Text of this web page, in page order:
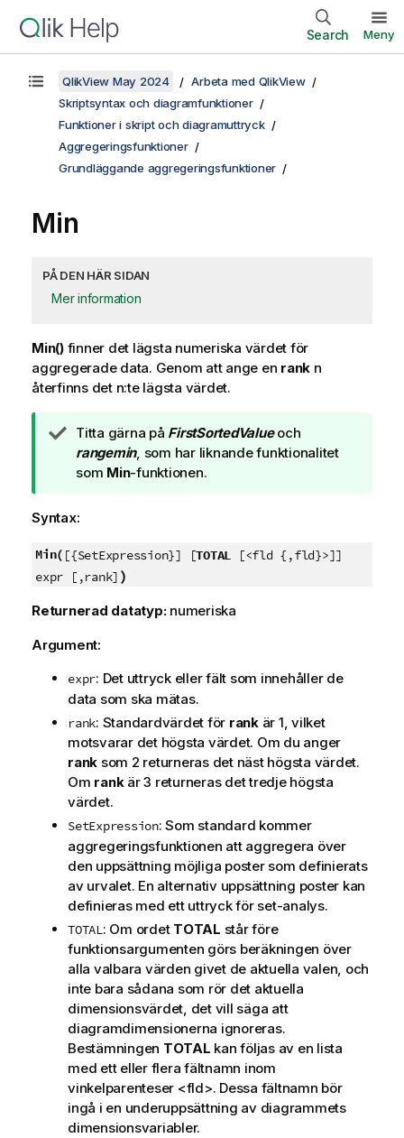
Search Meny
QlikView May 2024
Arbeta med QlikView
Skriptsyntax och diagramfunktioner
Funktioner i skript och diagramuttryck
Aggregeringsfunktioner
Grundläggande aggregeringsfunktioner
Min
PÅ DEN HÄR SIDAN
Mer information
Min() finner det lägsta numeriska värdet för
aggregerade data. Genom att ange en rank n
återfinns det n:te lägsta värdet.
A
n
t
c
n
i
g
m
s
Titta gärna på FirstSortedValueoch
rangemin, som har liknande funktionalitet
som Min-funktionen.
Syntax:
Min( [{SetExpression}] [TOTAL [<fld {,fld}>]]
expr [,rank] )
Returnerad datatyp: numeriska
Argument:
expr: Det uttryck eller fält som innehåller de
data som ska mätas.
rank: Standardvärdet för rankär 1, vilket
motsvarar det högsta värdet. Om du anger
rank som 2 returneras det näst högsta värdet.
Om rankär 3 returneras det tredje högsta
värdet.
SetExpression: Som standard kommer
aggregeringsfunktionen att aggregera över
den uppsättning möjliga poster som definierats
av urvalet. En alternativ uppsättning poster kan
definieras med ett uttryck för set-analys.
TOTAL: Om ordet TOTAL står före
funktionsargumenten görs beräkningen över
alla valbara värden givet de aktuella valen, och
inte bara sådana som rör det aktuella
dimensionsvärdet, det vill säga att
diagramdimensionerna ignoreras.
Bestämningen TOTAL kan följas av en lista
med ett eller flera fältnamn inom
vinkelparenteser <fld>. Dessa fältnamn bör
ingå i en underuppsättning av diagrammets
dimensionsvariabler.